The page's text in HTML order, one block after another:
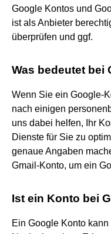
Google Kontos und
ist als Anbieter
überprüfen und ggf.
Was bedeutet bei
Wenn Sie ein Google-
nach einigen
uns dabei helfen, Ihr
Dienste für Sie zu
genaue Angaben
Gmail-Konto, um ein
Ist ein Konto bei
Ein Google Konto